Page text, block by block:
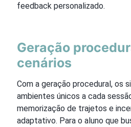
feedback personalizado.
Geração
cenários
Com a geração procedural, os
ambientes únicos a cada
memorização de trajetos e
adaptativo. Para o aluno que